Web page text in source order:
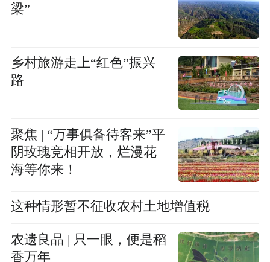
梁”
乡村旅游走上“红色”振兴
路
聚焦 | “万事俱备待客来”平
阴玫瑰竞相开放，烂漫花
海等你来！
这种情形暂不征收农村土地增值税
农遗良品 | 只一眼，便是稻
香万年